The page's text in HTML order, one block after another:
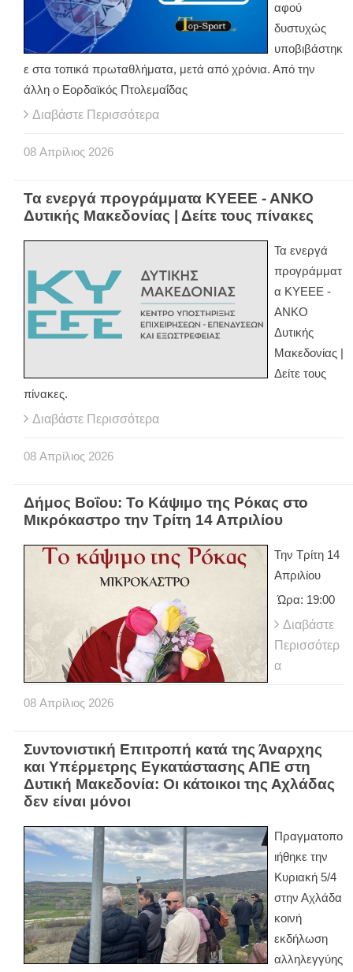
αφού
δυστυχώς
υποβιβάστηκ
ε στα τοπικά πρωταθλήματα, μετά από χρόνια. Από την
άλλη ο Εορδαϊκός Πτολεμαΐδας
Διαβάστε Περισσότερα
08 Απρίλιος 2026
Τα ενεργά προγράμματα ΚΥΕΕΕ - ΑΝΚΟ
Δυτικής Μακεδονίας | Δείτε τους πίνακες
Τα ενεργά
προγράμματ
α ΚΥΕΕΕ -
ΑΝΚΟ
Δυτικής
Μακεδονίας |
Δείτε τους
πίνακες.
Διαβάστε Περισσότερα
08 Απρίλιος 2026
Δήμος Βοΐου: Το Κάψιμο της Ρόκας στο
Μικρόκαστρο την Τρίτη 14 Απριλίου
Την Τρίτη 14
Απριλίου
Ώρα: 19:00
Διαβάστε
Περισσότερ
α
08 Απρίλιος 2026
Συντονιστική Επιτροπή κατά της Άναρχης
και Υπέρμετρης Εγκατάστασης ΑΠΕ στη
Δυτική Μακεδονία: Οι κάτοικοι της Αχλάδας
δεν είναι μόνοι
Πραγματοπο
ιήθηκε την
Κυριακή 5/4
στην Αχλάδα
κοινή
εκδήλωση
αλληλεγγύης